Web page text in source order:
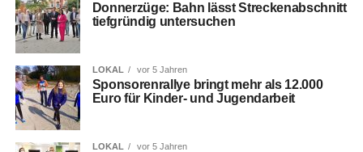
Don­ner­zü­ge: Bahn lässt Stre­cken­ab­schnitt
tief­grün­dig untersuchen
LOKAL vor 5 Jahren
Spon­so­ren­ral­lye bringt mehr als 12.000
Euro für Kin­der- und Jugendarbeit
LOKAL vor 5 Jahren